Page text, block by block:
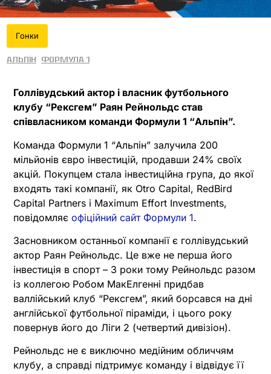
Гонки
Альпін Формула 1
Голлівудський актор і власник футбольного
клубу “Рексгем” Раян Рейнольдс став
співвласником команди Формули 1 “Альпін”.
Команда Формули 1 “Альпін” залучила 200
мільйонів євро інвестицій, продавши 24% своїх
акцій. Покупцем стала інвестиційна група, до якої
входять такі компанії, як Otro Capital, RedBird
Capital Partners і Maximum Effort Investments,
повідомляє офіційний сайт Формули 1.
Засновником останньої компанії є голлівудський
актор Раян Рейнольдс. Це вже не перша його
інвестиція в спорт – 3 роки тому Рейнольдс разом
із коллегою Робом МакЕлгенні придбав
валлійський клуб “Рексгем”, який борсався на дні
англійської футбольної піраміди, і цього року
повернув його до Ліги 2 (четвертий дивізіон).
Рейнольдс не є виключно медійним обличчям
клубу, а справді підтримує команду і відвідує її